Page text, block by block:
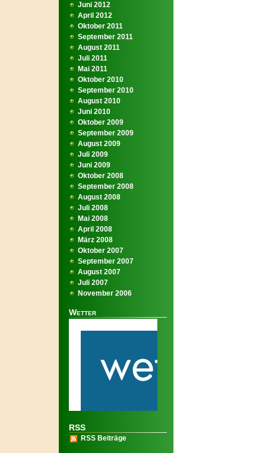
Juni 2012
April 2012
Oktober 2011
September 2011
August 2011
Juli 2011
Mai 2011
Oktober 2010
September 2010
August 2010
Juni 2010
Oktober 2009
September 2009
August 2009
Juli 2009
Juni 2009
Oktober 2008
September 2008
August 2008
Juli 2008
Mai 2008
April 2008
März 2008
Oktober 2007
September 2007
August 2007
Juli 2007
November 2006
Wetter
RSS
RSS Beiträge